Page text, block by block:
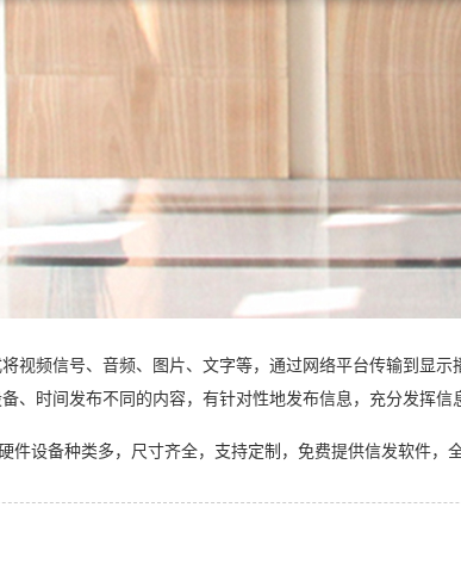
频信号、音频、图片、文字等，通过网络平台传输到显示
时间发布不同的内容，有针对性地发布信息，充分发挥信
件设备种类多，尺寸齐全，支持定制，免费提供信发软件，